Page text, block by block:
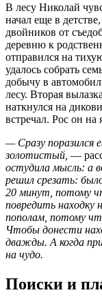
В лесу Николай
начал еще в
двойников от
деревню к
отправился на
удалось собрать
добычу в
лесу. Вторая
наткнулся на
встречал. Рос он на
— Сразу поразился
золотистый, —
остудила мысль: а
решил срезать:
20 минут, потому
повредить находку
пополам, потому
Чтобы донести
дважды. А когда
на чудо.
Поиски и